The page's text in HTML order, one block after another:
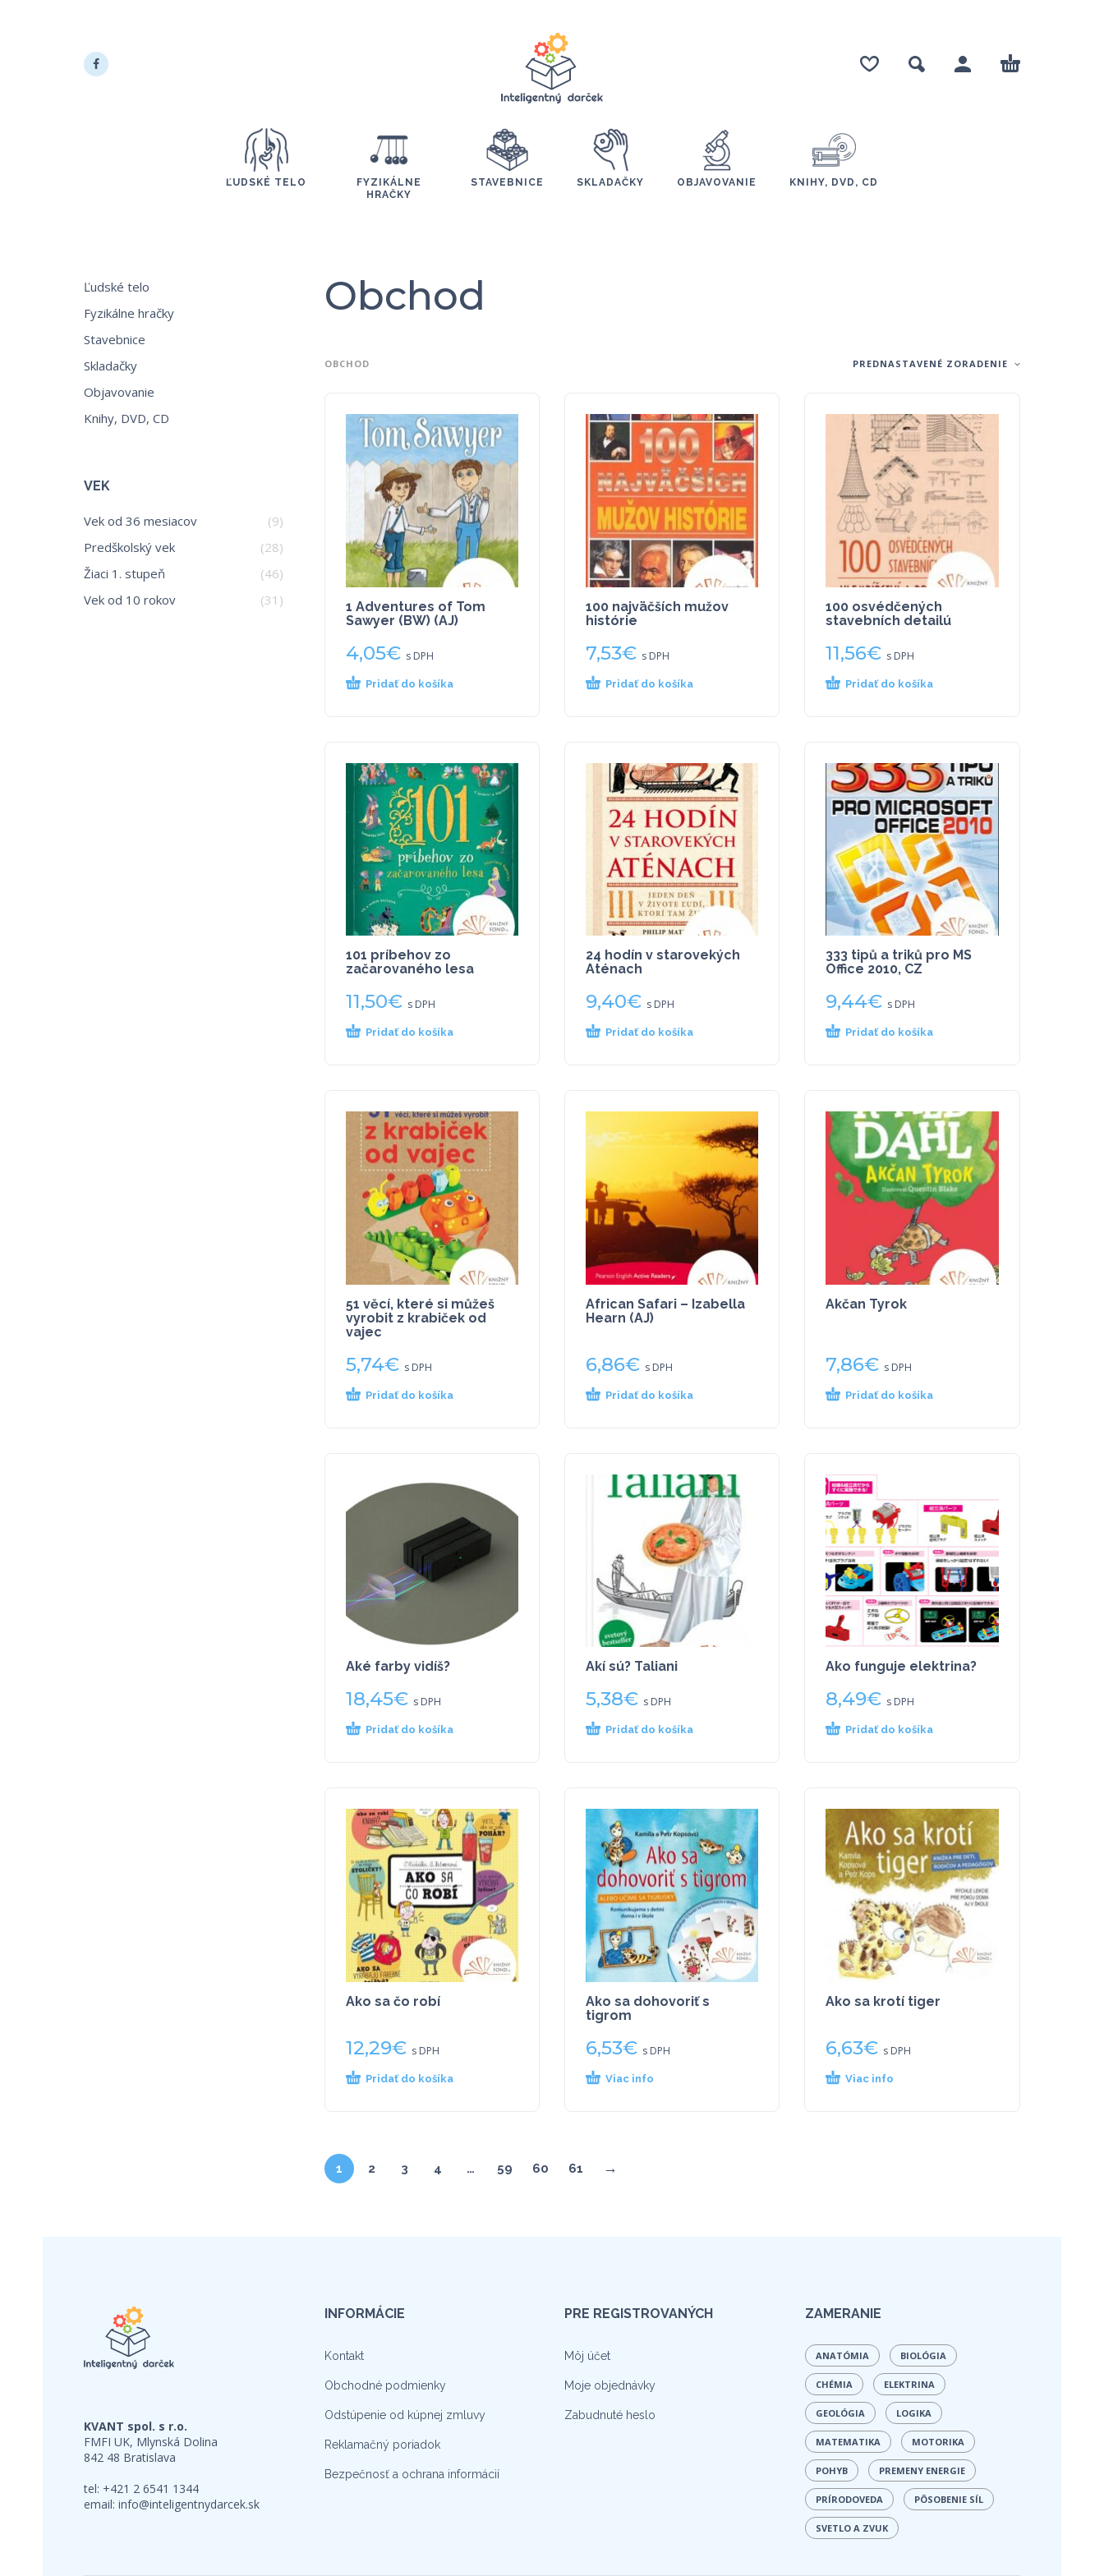
ĽUDSKÉ TELO
FYZIKÁLNE
HRAČKY
STAVEBNICE SKLADAČKY OBJAVOVANIE KNIHY, DVD, CD
Ľudské telo
Fyzikálne hračky
Stavebnice
Skladačky
Objavovanie
Knihy, DVD, CD
VEK
Vek od 36 mesiacov
(9)
Predškolský vek
(28)
Žiaci 1. stupeň
(46)
Vek od 10 rokov
(31)
Obchod
OBCHOD PREDNASTAVENÉ ZORADENIE
1 Adventures of Tom
Sawyer (BW) (AJ)
4,05€ s DPH
Pridať do košíka
100 najväčších mužov
histórie
7,53€ s DPH
Pridať do košíka
100 osvédčených
stavebních detailú
11,56€ s DPH
Pridať do košíka
101 príbehov zo
začarovaného lesa
11,50€ s DPH
Pridať do košíka
24 hodín v starovekých
Aténach
9,40€ s DPH
Pridať do košíka
333 tipů a triků pro MS
Office 2010, CZ
9,44€ s DPH
Pridať do košíka
51 věcí, které si můžeš
vyrobit z krabiček od
vajec
5,74€ s DPH
Pridať do košíka
African Safari – Izabella
Hearn (AJ)
6,86€ s DPH
Pridať do košíka
Akčan Tyrok
7,86€ s DPH
Pridať do košíka
Aké farby vidíš?
18,45€ s DPH
Pridať do košíka
Akí sú? Taliani
5,38€ s DPH
Pridať do košíka
Ako funguje elektrina?
8,49€ s DPH
Pridať do košíka
Ako sa čo robí
12,29€ s DPH
Pridať do košíka
Ako sa dohovoriť s
tigrom
6,53€ s DPH
Viac info
Ako sa krotí tiger
6,63€ s DPH
Viac info
1 2 3 4 … 59 60 61 →
KVANT spol. s r.o.
FMFI UK, Mlynská Dolina
842 48 Bratislava
tel: +421 2 6541 1344
email: info@inteligentnydarcek.sk
INFORMÁCIE
Kontakt
Obchodné podmienky
Odstúpenie od kúpnej zmluvy
Reklamačný poriadok
Bezpečnosť a ochrana informácií
PRE REGISTROVANÝCH
Môj účet
Moje objednávky
Zabudnuté heslo
ZAMERANIE
ANATÓMIA BIOLÓGIA
CHÉMIA ELEKTRINA
GEOLÓGIA LOGIKA
MATEMATIKA MOTORIKA
POHYB PREMENY ENERGIE
PRÍRODOVEDA PÔSOBENIE SÍL
SVETLO A ZVUK